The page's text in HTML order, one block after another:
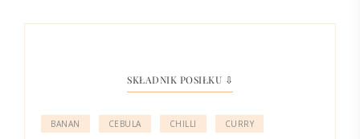
SKŁADNIK POSIŁKU ⇩
BANAN CEBULA CHILLI CURRY